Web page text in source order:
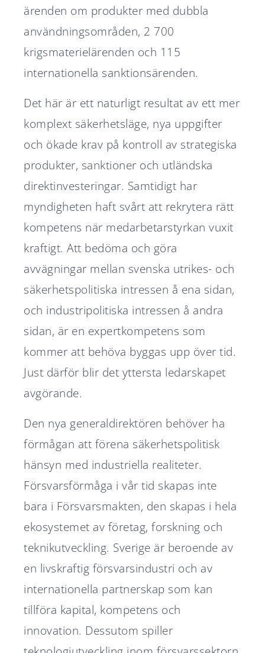
ärenden om produkter med dubbla
användningsområden, 2 700
krigsmaterielärenden och 115
internationella sanktionsärenden.
Det här är ett naturligt resultat av ett mer
komplext säkerhetsläge, nya uppgifter
och ökade krav på kontroll av strategiska
produkter, sanktioner och utländska
direktinvesteringar. Samtidigt har
myndigheten haft svårt att rekrytera rätt
kompetens när medarbetarstyrkan vuxit
kraftigt. Att bedöma och göra
avvägningar mellan svenska utrikes- och
säkerhetspolitiska intressen å ena sidan,
och industripolitiska intressen å andra
sidan, är en expertkompetens som
kommer att behöva byggas upp över tid.
Just därför blir det yttersta ledarskapet
avgörande.
Den nya generaldirektören behöver ha
förmågan att förena säkerhetspolitisk
hänsyn med industriella realiteter.
Försvarsförmåga i vår tid skapas inte
bara i Försvarsmakten, den skapas i hela
ekosystemet av företag, forskning och
teknikutveckling. Sverige är beroende av
en livskraftig försvarsindustri och av
internationella partnerskap som kan
tillföra kapital, kompetens och
innovation. Dessutom spiller